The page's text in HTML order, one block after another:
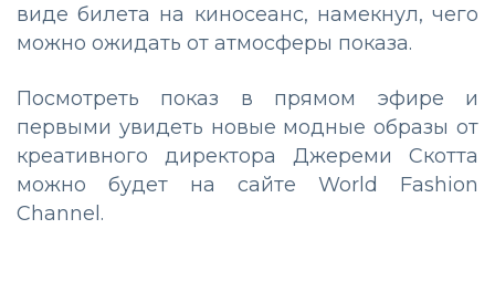
виде билета на киносеанс, намекнул, чего
можно ожидать от атмосферы показа.
Посмотреть показ в прямом эфире и
первыми увидеть новые модные образы от
креативного директора Джереми Скотта
можно будет на сайте World Fashion
Channel.